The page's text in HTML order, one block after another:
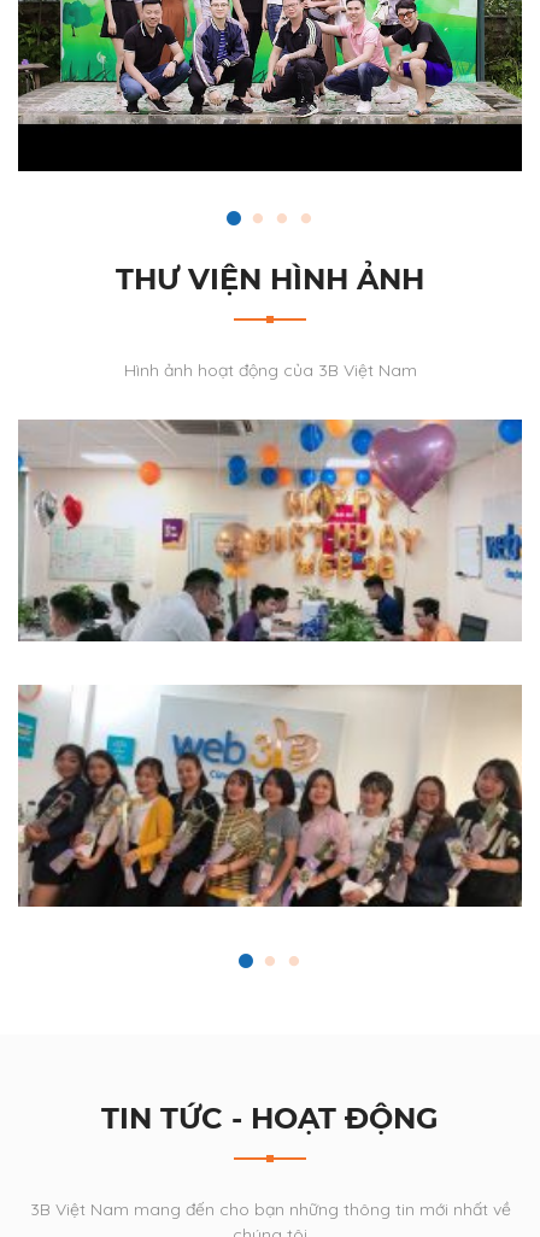
THƯ VIỆN HÌNH ẢNH
Hình ảnh hoạt động của 3B Việt Nam
TIN TỨC - HOẠT ĐỘNG
3B Việt Nam mang đến cho bạn những thông tin mới nhất về